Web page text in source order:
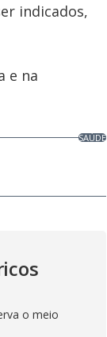
indicados,
e na
SAÚDE
o meio